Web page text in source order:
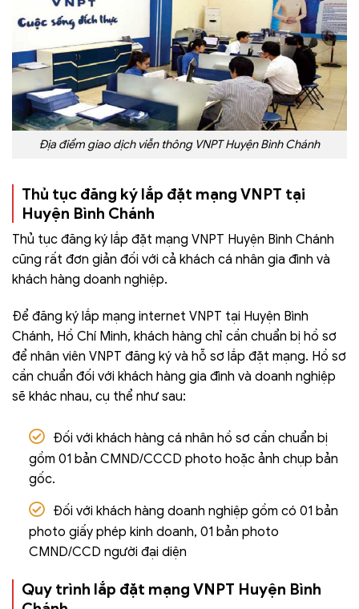
Địa điểm giao dịch viễn thông VNPT Huyện Bình Chánh
Thủ tục đăng ký lắp đặt mạng VNPT tại
Huyện Bình Chánh
Thủ tục đăng ký lắp đặt mạng VNPT Huyện Bình Chánh
cũng rất đơn giản đối với cả khách cá nhân gia đình và
khách hàng doanh nghiệp.
Để đăng ký lắp mạng internet VNPT tại Huyện Bình
Chánh, Hồ Chí Minh, khách hàng chỉ cần chuẩn bị hồ sơ
để nhân viên VNPT đăng ký và hỗ sơ lắp đặt mạng. Hồ sơ
cần chuẩn đối với khách hàng gia đình và doanh nghiệp
sẽ khác nhau, cụ thể như sau:
Đối với khách hàng cá nhân hồ sơ cần chuẩn bị
gồm 01 bản CMND/CCCD photo hoặc ảnh chụp bản
gốc.
Đối với khách hàng doanh nghiệp gồm có 01 bản
photo giấy phép kinh doanh, 01 bản photo
CMND/CCD người đại diện
Quy trình lắp đặt mạng VNPT Huyện Bình